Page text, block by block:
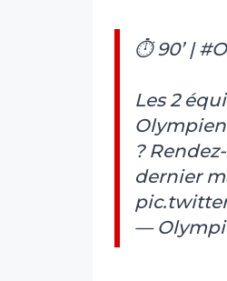
⏱ 90’ |
Les 2
?
dernier
—